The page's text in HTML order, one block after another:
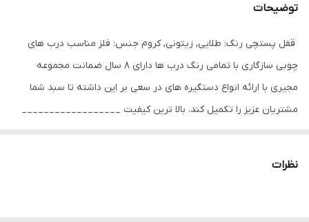
توضیحات
‌ قفل پستچی رنگ: طلایی, زیتونی, کروم جنس: فلز مناسب درب های
چوبی سازگاری با تمامی رنگ درب ها دارای 8 سال ضمانت مجموعه
مجیری با ارائه انواع دستگیره های در سعی بر این داشته تا سبد شما
مشتریان عزیز را تکمیل کند. بالا ترین کیفیت __________________
نظرات